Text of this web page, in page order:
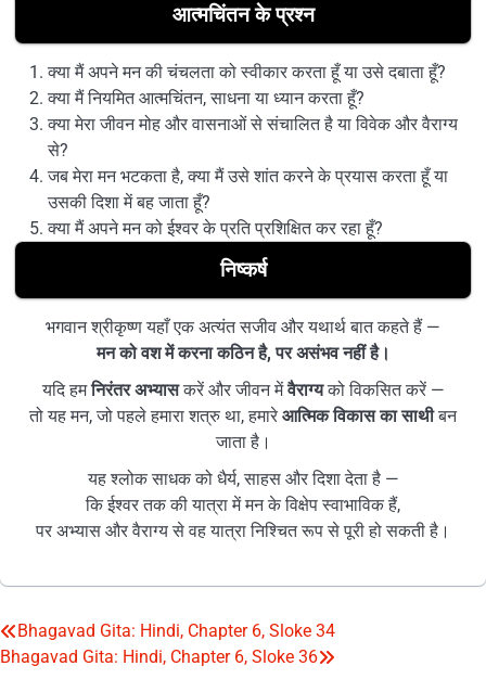
आत्मचिंतन के प्रश्न
क्या मैं अपने मन की चंचलता को स्वीकार करता हूँ या उसे दबाता हूँ?
क्या मैं नियमित आत्मचिंतन, साधना या ध्यान करता हूँ?
क्या मेरा जीवन मोह और वासनाओं से संचालित है या विवेक और वैराग्य
से?
जब मेरा मन भटकता है, क्या मैं उसे शांत करने के प्रयास करता हूँ या
उसकी दिशा में बह जाता हूँ?
क्या मैं अपने मन को ईश्वर के प्रति प्रशिक्षित कर रहा हूँ?
निष्कर्ष
भगवान श्रीकृष्ण यहाँ एक अत्यंत सजीव और यथार्थ बात कहते हैं —
मन को वश में करना कठिन है, पर असंभव नहीं है।
यदि हमनिरंतर अभ्यासकरें और जीवन मेंवैराग्यको विकसित करें —
तो यह मन, जो पहले हमारा शत्रु था, हमारे आत्मिक विकास का साथीबन
जाता है।
यह श्लोक साधक को धैर्य, साहस और दिशा देता है —
कि ईश्वर तक की यात्रा में मन के विक्षेप स्वाभाविक हैं,
पर अभ्यास और वैराग्य से वह यात्रा निश्चित रूप से पूरी हो सकती है।
Post
Bhagavad Gita: Hindi, Chapter 6, Sloke 34
Bhagavad Gita: Hindi, Chapter 6, Sloke 36